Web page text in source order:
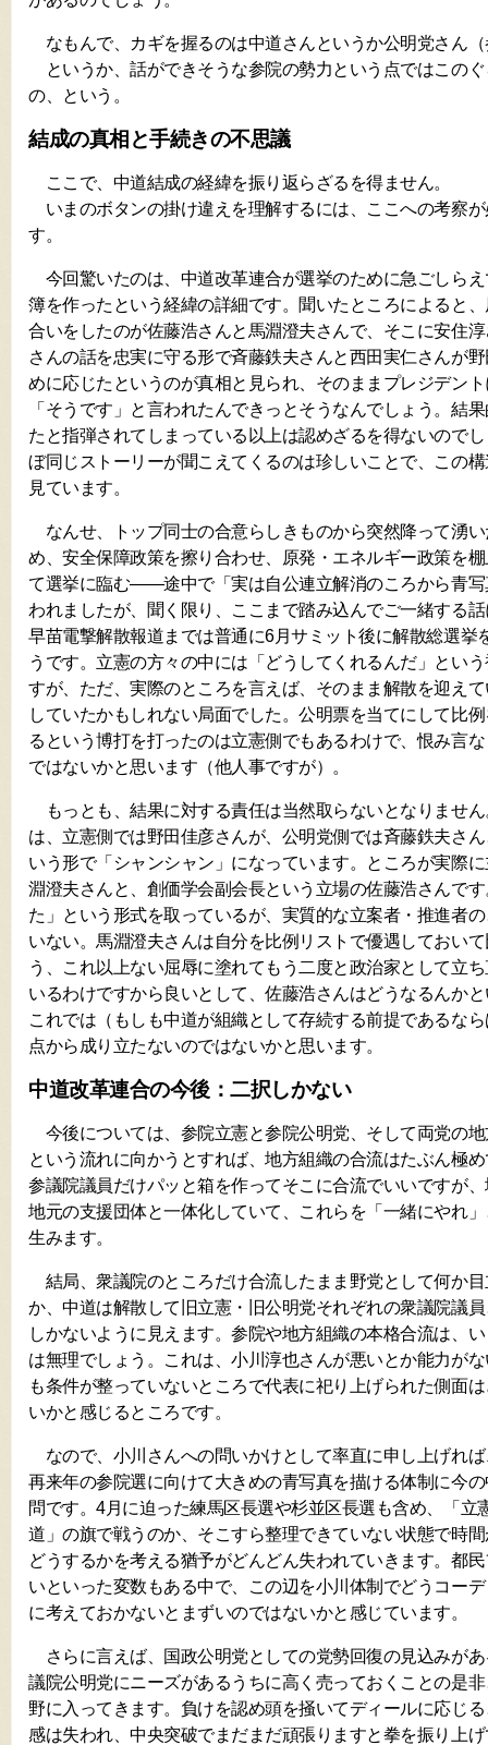
なもんで、カギを握るのは中道さんというか公明党さん
というか、話ができそうな参院の勢力という点ではこの
の、という。
結成の真相と手続きの不思議
ここで、中道結成の経緯を振り返らざるを得ません。
いまのボタンの掛け違えを理解するには、ここへの考察
す。
今回驚いたのは、中道改革連合が選挙のために急ごしら
簿を作ったという経緯の詳細です。聞いたところによると
合いをしたのが佐藤浩さんと馬淵澄夫さんで、そこに安住
さんの話を忠実に守る形で斉藤鉄夫さんと西田実仁さんが
めに応じたというのが真相と見られ、そのままプレジデン
「そうです」と言われたんできっとそうなんでしょう。結
たと指弾されてしまっている以上は認めざるを得ないので
ぼ同じストーリーが聞こえてくるのは珍しいことで、この
見ています。
なんせ、トップ同士の合意らしきものから突然降って湧
め、安全保障政策を擦り合わせ、原発・エネルギー政策を
て選挙に臨む——途中で「実は自公連立解消のころから青写
われましたが、聞く限り、ここまで踏み込んでご一緒する
早苗電撃解散報道までは普通に6月サミット後に解散総選挙
うです。立憲の方々の中には「どうしてくれるんだ」とい
すが、ただ、実際のところを言えば、そのまま解散を迎え
していたかもしれない局面でした。公明票を当てにして比
るという博打を打ったのは立憲側でもあるわけで、恨み言
ではないかと思います（他人事ですが）。
もっとも、結果に対する責任は当然取らないとなりませ
は、立憲側では野田佳彦さんが、公明党側では斉藤鉄夫さ
いう形で「シャンシャン」になっています。ところが実際
淵澄夫さんと、創価学会副会長という立場の佐藤浩さんで
た」という形式を取っているが、実質的な立案者・推進者
いない。馬淵澄夫さんは自分を比例リストで優遇しておい
う、これ以上ない屈辱に塗れてもう二度と政治家として立
いるわけですから良いとして、佐藤浩さんはどうなるんか
これでは（もしも中道が組織として存続する前提であるな
点から成り立たないのではないかと思います。
中道改革連合の今後：二択しかない
今後については、参院立憲と参院公明党、そして両党の
という流れに向かうとすれば、地方組織の合流はたぶん極
参議院議員だけパッと箱を作ってそこに合流でいいですが
地元の支援団体と一体化していて、これらを「一緒にやれ
生みます。
結局、衆議院のところだけ合流したまま野党として何か
か、中道は解散して旧立憲・旧公明党それぞれの衆議院議
しかないように見えます。参院や地方組織の本格合流は、
は無理でしょう。これは、小川淳也さんが悪いとか能力が
も条件が整っていないところで代表に祀り上げられた側面
いかと感じるところです。
なので、小川さんへの問いかけとして率直に申し上げれ
再来年の参院選に向けて大きめの青写真を描ける体制に今
問です。4月に迫った練馬区長選や杉並区長選も含め、「立
道」の旗で戦うのか、そこすら整理できていない状態で時
どうするかを考える猶予がどんどん失われていきます。都
いといった変数もある中で、この辺を小川体制でどうコー
に考えておかないとまずいのではないかと感じています。
さらに言えば、国政公明党としての党勢回復の見込みが
議院公明党にニーズがあるうちに高く売っておくことの是
野に入ってきます。負けを認め頭を掻いてディールに応じ
感は失われ、中央突破でまだまだ頑張りますと拳を振り上